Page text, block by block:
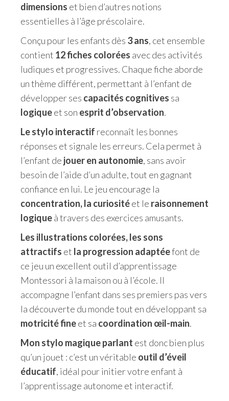
dimensions et bien d’autres notions
essentielles à l’âge préscolaire.
Conçu pour les enfants dès 3 ans, cet ensemble
contient 12 fiches colorées avec des activités
ludiques et progressives. Chaque fiche aborde
un thème différent, permettant à l’enfant de
développer ses capacités cognitives sa
logiqueet son esprit d’observation.
Le stylo interactif reconnaît les bonnes
réponses et signale les erreurs. Cela permet à
l’enfant de jouer en autonomie, sans avoir
besoin de l’aide d’un adulte, tout en gagnant
confiance en lui. Le jeu encourage la
concentration, la curiositéet le raisonnement
logiqueà travers des exercices amusants.
Les illustrations colorées, les sons
attractifs et la progression adaptéefont de
ce jeu un excellent outil d’apprentissage
Montessori à la maison ou à l’école. Il
accompagne l’enfant dans ses premiers pas vers
la découverte du monde tout en développant sa
motricité fineet sa coordination œil-main.
Mon stylo magique parlant est donc bien plus
qu’un jouet : c’est un véritable outil d’éveil
éducatif, idéal pour initier votre enfant à
l’apprentissage autonome et interactif.